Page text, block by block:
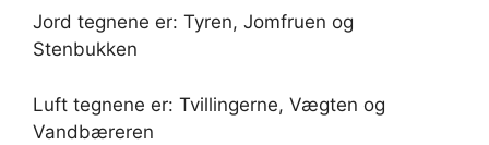
Jord tegnene er: Tyren, Jomfruen og
Stenbukken
Luft tegnene er: Tvillingerne, Vægten og
Vandbæreren